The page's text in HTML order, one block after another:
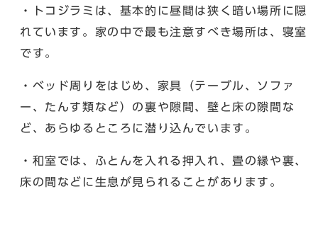
・トコジラミは、基本的に昼間は狭く暗い場所に隠
れています。家の中で最も注意すべき場所は、寝室
です。
・ベッド周りをはじめ、家具（テーブル、ソファ
ー、たんす類など）の裏や隙間、壁と床の隙間な
ど、あらゆるところに潜り込んでいます。
・和室では、ふとんを入れる押入れ、畳の縁や裏、
床の間などに生息が見られることがあります。